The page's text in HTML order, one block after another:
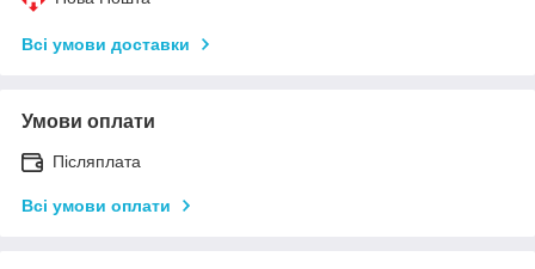
Всі умови доставки
Умови оплати
Післяплата
Всі умови оплати